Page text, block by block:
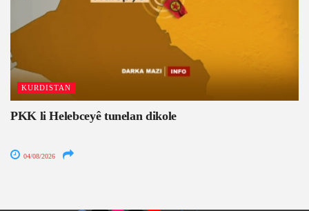
KURDISTAN
PKK li Helebceyê tunelan dikole
04/08/2026